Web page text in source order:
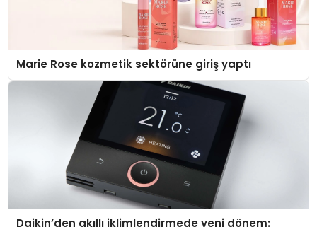
Marie Rose kozmetik sektörüne giriş yaptı
Daikin’den akıllı iklimlendirmede yeni dönem: